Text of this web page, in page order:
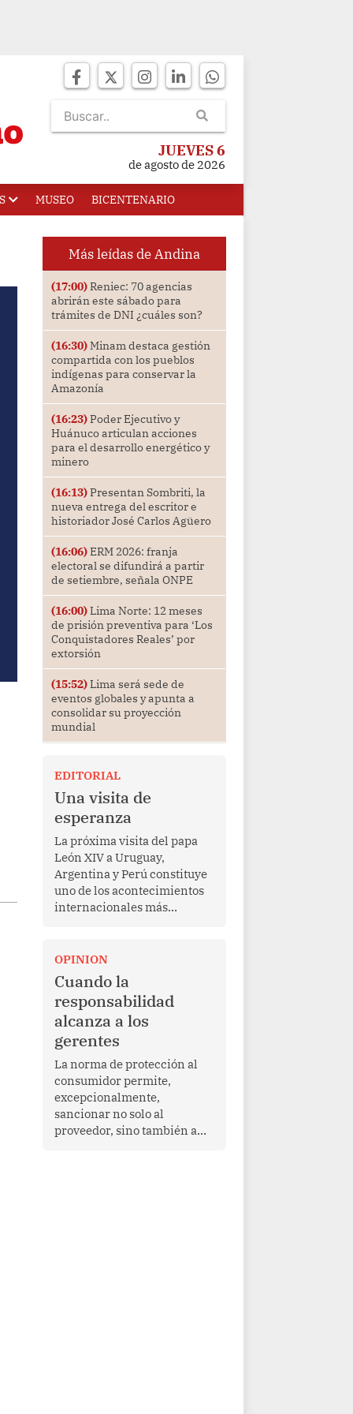
JUEVES 6
de agosto de 2026
MUSEO BICENTENARIO
Más leídas de Andina
(17:00)Reniec: 70 agencias
abrirán este sábado para
trámites de DNI ¿cuáles son?
(16:30)Minam destaca gestión
compartida con los pueblos
indígenas para conservar la
Amazonía
(16:23)Poder Ejecutivo y
Huánuco articulan acciones
para el desarrollo energético y
minero
(16:13)Presentan Sombriti, la
nueva entrega del escritor e
historiador José Carlos Agüero
(16:06)ERM 2026: franja
electoral se difundirá a partir
de setiembre, señala ONPE
(16:00)Lima Norte: 12 meses
de prisión preventiva para ‘Los
Conquistadores Reales’ por
extorsión
(15:52)Lima será sede de
eventos globales y apunta a
consolidar su proyección
mundial
EDITORIAL
Una visita de
esperanza
La próxima visita del papa
León XIV a Uruguay,
Argentina y Perú constituye
uno de los acontecimientos
internacionales más
Más allá de su dimensión
religiosa, esta gira
representa una oportunidad
para reafirmar el valor del
diálogo, fortalecer los
vínculos entre los pueblos y
proyectar una imagen de
cooperación en una región
que enfrenta desafíos en
materia de desarrollo,
cohesión social y
gobernabilidad.
OPINION
Cuando la
responsabilidad
alcanza a los
gerentes
La norma de protección al
consumidor permite,
excepcionalmente,
sancionar no solo al
proveedor, sino también a